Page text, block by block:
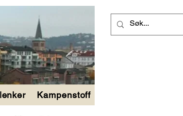
Kampenstoff